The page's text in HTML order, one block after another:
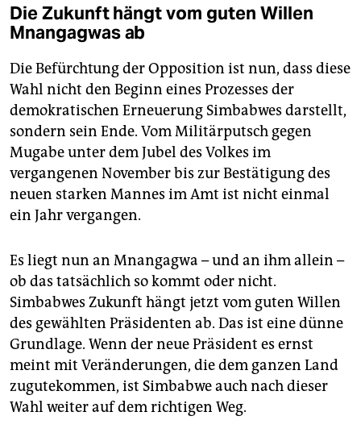
Die Zukunft hängt vom guten Willen
Mnangagwas ab
Die Befürchtung der Opposition ist nun, dass diese
Wahl nicht den Beginn eines Prozesses der
demokratischen Erneuerung Simbabwes darstellt,
sondern sein Ende. Vom Militärputsch gegen
Mugabe unter dem Jubel des Volkes im
vergangenen November bis zur Bestätigung des
neuen starken Mannes im Amt ist nicht einmal
ein Jahr vergangen.
Es liegt nun an Mnangagwa – und an ihm allein –
ob das tatsächlich so kommt oder nicht.
Simbabwes Zukunft hängt jetzt vom guten Willen
des gewählten Präsidenten ab. Das ist eine dünne
Grundlage. Wenn der neue Präsident es ernst
meint mit Veränderungen, die dem ganzen Land
zugutekommen, ist Simbabwe auch nach dieser
Wahl weiter auf dem richtigen Weg.